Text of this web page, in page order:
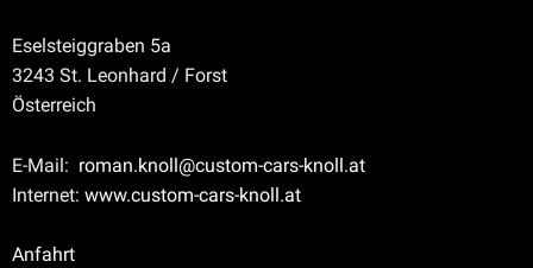
Eselsteiggraben 5a
3243 St. Leonhard / Forst
Österreich
E-Mail: roman.knoll@custom-cars-knoll.at
Internet: www.custom-cars-knoll.at
Anfahrt